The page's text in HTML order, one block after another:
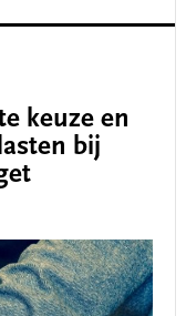
keuze en
bij